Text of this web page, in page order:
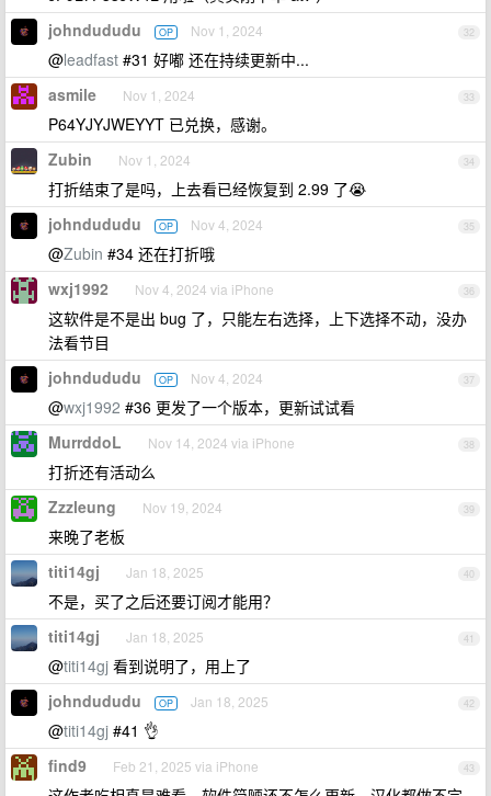
32
johndududu OP Nov 1, 2024
@leadfast #31 好嘟 还在持续更新中...
33
asmile Nov 1, 2024
P64YJYJWEYYT 已兑换，感谢。
34
Zubin Nov 1, 2024
打折结束了是吗，上去看已经恢复到 2.99 了😭
35
johndududu OP Nov 4, 2024
@Zubin #34 还在打折哦
36
wxj1992 Nov 4, 2024 via iPhone
这软件是不是出 bug 了，只能左右选择，上下选择不动，没办
法看节目
37
johndududu OP Nov 4, 2024
@wxj1992 #36 更发了一个版本，更新试试看
38
MurrddoL Nov 14, 2024 via iPhone
打折还有活动么
39
Zzzleung Nov 19, 2024
来晚了老板
40
titi14gj Jan 18, 2025
不是，买了之后还要订阅才能用？
41
titi14gj Jan 18, 2025
@titi14gj 看到说明了，用上了
42
johndududu OP Jan 18, 2025
@titi14gj #41 👌
43
find9 Feb 21, 2025 via iPhone